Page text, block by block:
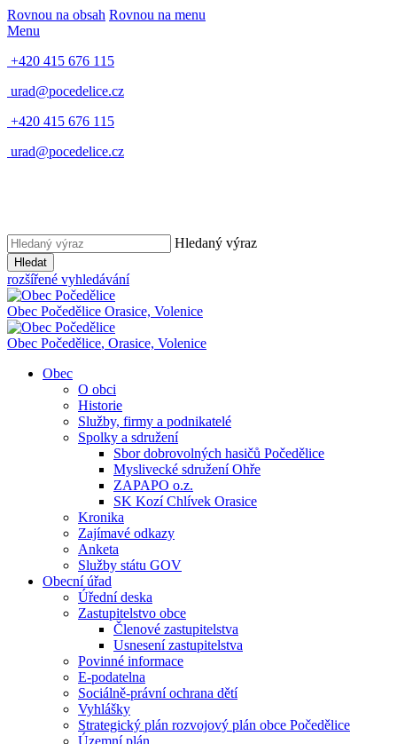
Rovnou na obsah Rovnou na menu
Menu
+420 415 676 115
urad@pocedelice.cz
+420 415 676 115
urad@pocedelice.cz
Hledaný výraz
Hledat
rozšířené vyhledávání
Obec Počedělice Orasice, Volenice
Obec Počedělice, Orasice, Volenice
Obec
O obci
Historie
Služby, firmy a podnikatelé
Spolky a sdružení
Sbor dobrovolných hasičů Počedělice
Myslivecké sdružení Ohře
ZAPAPO o.z.
SK Kozí Chlívek Orasice
Kronika
Zajímavé odkazy
Anketa
Služby státu GOV
Obecní úřad
Úřední deska
Zastupitelstvo obce
Členové zastupitelstva
Usnesení zastupitelstva
Povinné informace
E-podatelna
Sociálně-právní ochrana dětí
Vyhlášky
Strategický plán rozvojový plán obce Počedělice
Územní plán